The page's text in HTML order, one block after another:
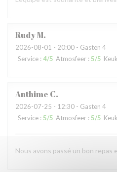
RudyM
2026-08-01 - 20:00 - Gasten 4
Service : 4/5 Atmosfeer : 5/5
Anthime C
2026-07-25 - 12:30 - Gasten 4
Service : 5/5 Atmosfeer : 5/5
Nous avons passé un bon repas